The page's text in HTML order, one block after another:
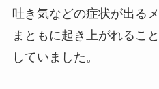
吐き気などの症状が出る
まともに起き上がれるこ
していました。